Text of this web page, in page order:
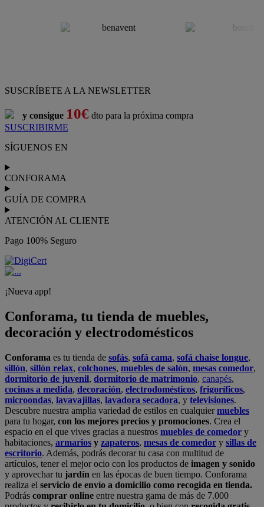
SUSCRÍBETE A LA NEWSLETTER
y consigue 10€ dto para la próxima compra
SUSCRIBIRME
SÍGUENOS EN
CONFORAMA
GUÍA DE COMPRA
ATENCIÓN AL CLIENTE
Pago 100% Seguro
¡Nueva app!
Conforama, tu tienda de muebles,
decoración y electrodomésticos
Conforama es tu tienda de sofás, sofá cama, sofá chaise longue,
sillón, sillón relax, colchones, muebles de salón, mesas comedor,
dormitorio de juvenil, dormitorio de matrimonio, canapés,
cocinas a medida, decoración, electrodomésticos, frigoríficos,
microondas, lavavajillas, lavadora secadora, y televisiones.
Descubre nuestra amplia variedad de estilos en cualquiermuebles
para tu hogar, con los mejores precios y promociones. Crea el
espacio en el que vives gracias a nuestros muebles de comedor y
habitaciones, armarios y zapateros, mesas de comedor y sillas de
escritorio. Además, podrás decorar tu casa con multitud de
artículos, tener el mejor ocio con los productos de imagen y sonido
y aprovechar tu jardín en las épocas de buen tiempo. Conforama
realiza el servicio de envío a domicilio como recogida en tienda.
Podrás comprar online entre nuestra gama de más de 7.000